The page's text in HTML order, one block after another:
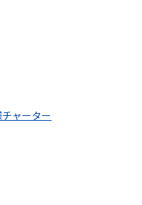
ャーター